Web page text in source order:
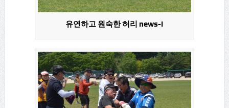
유연하고 원숙한 허리 news-i